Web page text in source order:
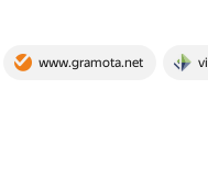
www.gramota.net